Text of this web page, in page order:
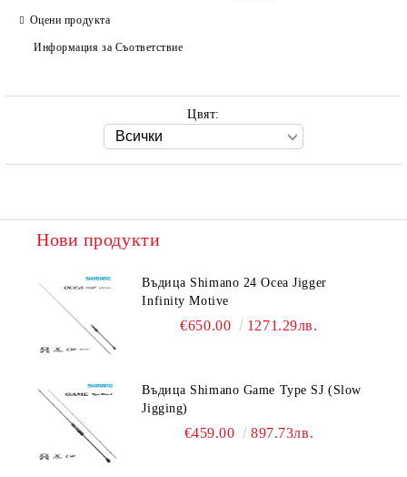
Оцени продукта
Информация за Съответствие
Цвят:
Нови продукти
Въдица Shimano 24 Ocea Jigger
Infinity Motive
€650.00 1271.29лв.
Въдица Shimano Game Type SJ (Slow
Jigging)
€459.00 897.73лв.